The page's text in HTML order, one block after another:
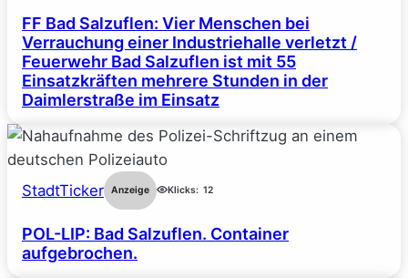
FF Bad Salzuflen: Vier Menschen bei
Verrauchung einer Industriehalle verletzt /
Feuerwehr Bad Salzuflen ist mit 55
Einsatzkräften mehrere Stunden in der
Daimlerstraße im Einsatz
StadtTicker Anzeige Klicks: 12
POL-LIP: Bad Salzuflen. Container
aufgebrochen.